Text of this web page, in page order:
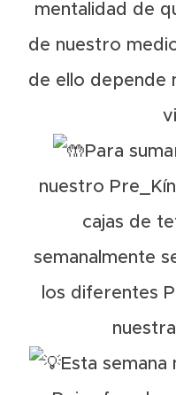
mentalidad de
de nuestro
de ello depende
Para
nuestro
cajas de
semanalmente
los diferentes
Esta